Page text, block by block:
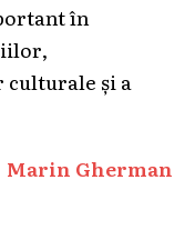
în
și a
Marin Gherman